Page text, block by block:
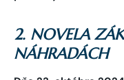
2. NOVELA
NÁHRADÁCH